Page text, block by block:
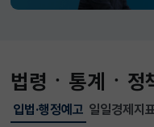
법령ㆍ통계ㆍ정
입법·행정예고
선택됨
일일경제지